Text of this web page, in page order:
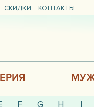
СКИДКИ КОНТАКТЫ
F G H I